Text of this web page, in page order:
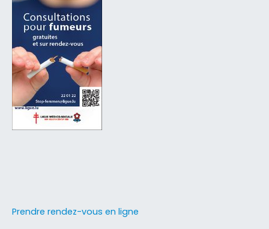
Prendre rendez-vous en ligne